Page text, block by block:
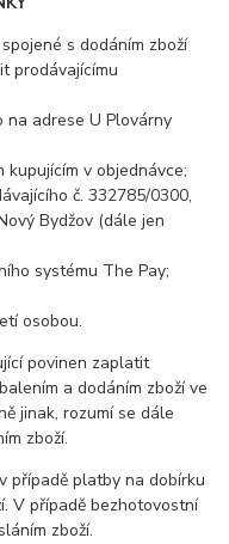
s dodáním zboží
prodávajícímu
na adrese U Plovárny
v objednávce;
č. 332785/0300,
Bydžov (dále jen
systému The Pay;
osobou.
povinen zaplatit
a dodáním zboží ve
jinak, rozumí se dále
zboží.
platby na dobírku
V případě bezhotovostní
zboží.